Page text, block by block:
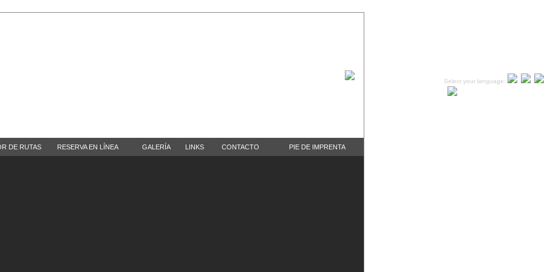
Select your language:
DE RUTAS RESERVA EN LÍNEA GALERÍA LINKS CONTACTO PIE DE IMPRENTA